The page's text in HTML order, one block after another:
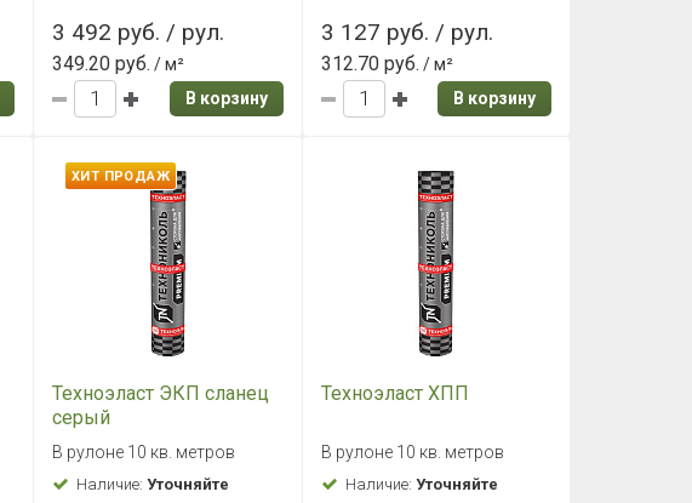
3 492 руб. / рул.
349.20 руб. / м²
В корзину
3 127 руб. / рул.
312.70 руб. / м²
В корзину
ХИТ ПРОДАЖ
Техноэласт ЭКП сланец
серый
В рулоне 10 кв. метров
Наличие:Уточняйте
Техноэласт ХПП
В рулоне 10 кв. метров
Наличие: Уточняйте